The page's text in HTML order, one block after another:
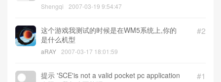
Shengqi 2007-03-19 9:54:47
#2
这个游戏我测试的时候是在WM5系统上,你的
是什么机型
aRAY 2007-03-17 18:01:59
#1
提示 'SCE'is not a valid pocket pc application